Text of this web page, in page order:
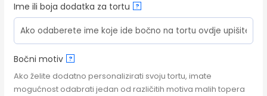
Ime ili boja dodatka za tortu ?
Bočni motiv ?
Ako želite dodatno personalizirati svoju tortu, imate
mogućnost odabrati jedan od različitih motiva malih topera